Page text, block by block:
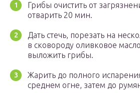
Грибы очистить от
отварить 20 мин.
Дать стечь, порезать на
в сковороду оливковое
выложить грибы.
Жарить до полного
среднем огне, затем до